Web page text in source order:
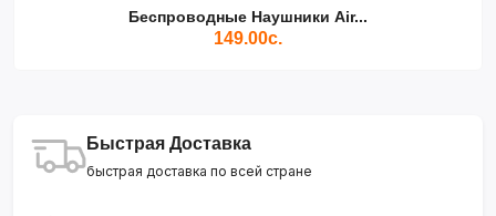
Беспроводные Наушники Air...
149.00с.
Быстрая Доставка
быстрая доставка по всей стране